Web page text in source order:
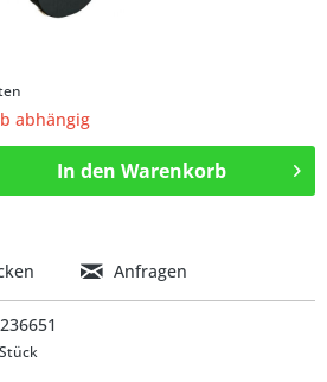
abhängig
In den Warenkorb
Anfragen
236651
Stück